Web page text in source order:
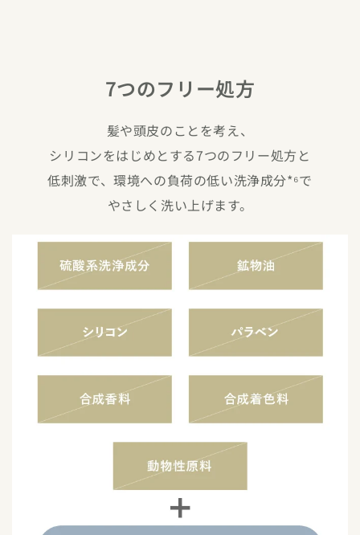
7つのフリー処方
髪や頭皮のことを考え、
シリコンをはじめとする7つのフリー処方と
低刺激で、環境への負荷の低い洗浄成分*⁶で
やさしく洗い上げます。